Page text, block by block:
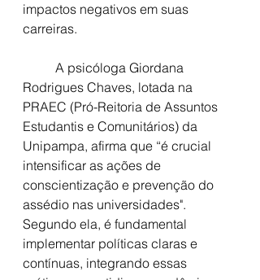
impactos negativos em suas
carreiras.
Rodrigues Chaves, lotada na
PRAEC (Pró-Reitoria de Assuntos
Estudantis e Comunitários) da
Unipampa, afirma que “é crucial
intensificar as ações de
conscientização e prevenção do
assédio nas universidades".
Segundo ela, é fundamental
implementar políticas claras e
contínuas, integrando essas